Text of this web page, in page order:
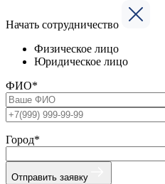
Начать сотрудничество
Физическое лицо
Юридическое лицо
ФИО*
Город*
Отправить заявку